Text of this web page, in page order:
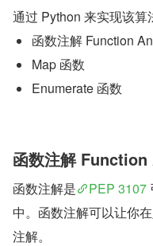
通过 Python 来实现该算
函数注解 Function
Map 函数
Enumerate 函数
函数注解
函数注解是 PEP 3107
中。函数注解可以让你
注解。